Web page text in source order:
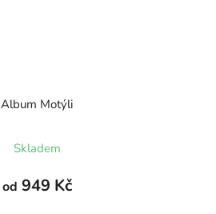
Album Motýli
hodnocení
produktu
je
Skladem
od 949 Kč